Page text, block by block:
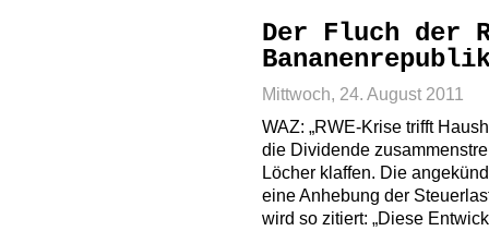
Der Fluch der
Bananenrepublik
Mittwoch, 24. August 2011
WAZ: „RWE-Krise trifft
die Dividende
Löcher klaffen. Die
eine Anhebung der
wird so zitiert: „Diese